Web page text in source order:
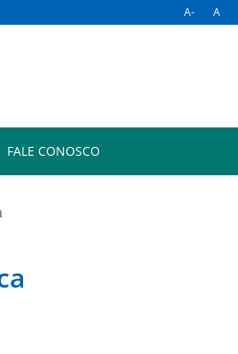
A- A
FALE CONOSCO